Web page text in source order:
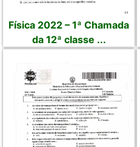
Física 2022 – 1ª Chamada
da 12ª classe ...